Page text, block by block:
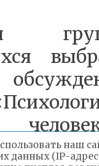
наш
данных (IP-